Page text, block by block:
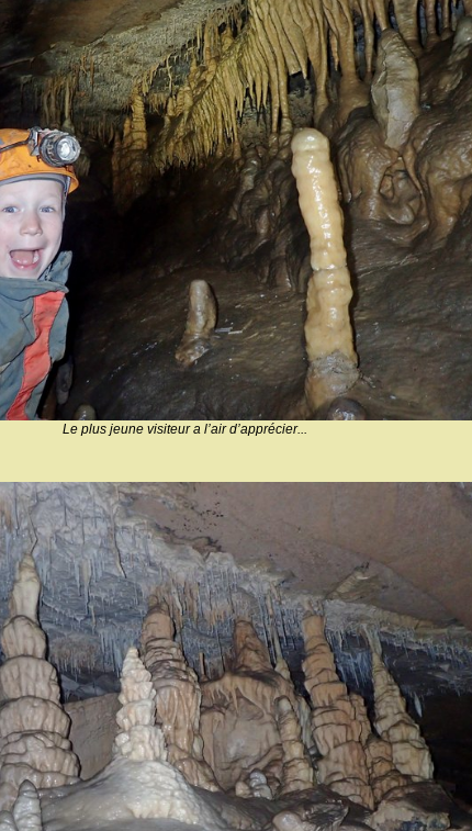
Le plus jeune visiteur a l’air d’apprécier...